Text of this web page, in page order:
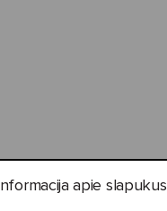
Informacija apie slapukus